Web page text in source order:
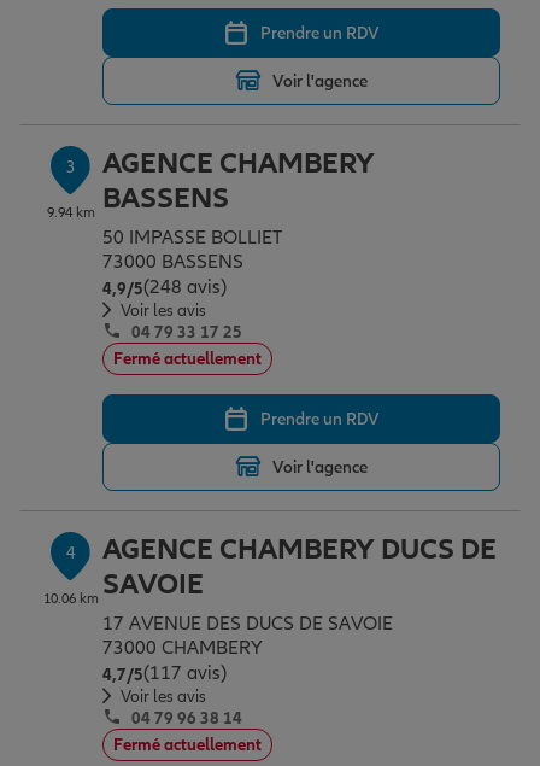
Garantie des accidents de la vie
Assurance scolaire
Protection juridique
Retraite
Tous nos devis d'assurance
Prendre un RDV
Voir l'agence
3
9.94 km
AGENCE CHAMBERY
BASSENS
50 IMPASSE BOLLIET
73000 BASSENS
4,9/5Note de 4.9 sur 5
(248 avis)
Voir les avis
04 79 33 17 25
Fermé actuellement
Prendre un RDV
Voir l'agence
4
10.06 km
AGENCE CHAMBERY DUCS DE
SAVOIE
17 AVENUE DES DUCS DE SAVOIE
73000 CHAMBERY
4,7/5Note de 4.7 sur 5
(117 avis)
Voir les avis
04 79 96 38 14
Fermé actuellement